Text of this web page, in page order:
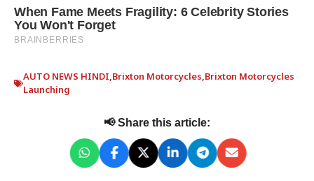
AUTO NEWS HINDI,Brixton Motorcycles,Brixton Motorcycles
Launching
📢 Share this article: